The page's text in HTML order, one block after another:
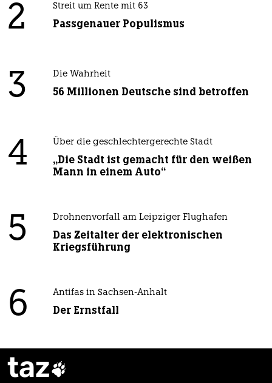
2 Streit um Rente mit 63
Passgenauer Populismus
3 Die Wahrheit
56 Millionen Deutsche sind betroffen
4 Über die geschlechtergerechte Stadt
„Die Stadt ist gemacht für den weißen
Mann in einem Auto“
5 Drohnenvorfall am Leipziger Flughafen
Das Zeitalter der elektronischen
Kriegsführung
6 Antifas in Sachsen-Anhalt
Der Ernstfall
taz